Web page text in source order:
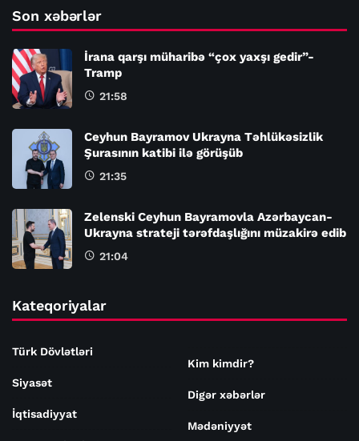
Son xəbərlər
İrana qarşı müharibə “çox yaxşı gedir”-
Tramp
21:58
Ceyhun Bayramov Ukrayna Təhlükəsizlik
Şurasının katibi ilə görüşüb
21:35
Zelenski Ceyhun Bayramovla Azərbaycan-
Ukrayna strateji tərəfdaşlığını müzakirə edib
21:04
Kateqoriyalar
Türk Dövlətləri
Siyasət
İqtisadiyyat
Kim kimdir?
Digər xəbərlər
Mədəniyyət